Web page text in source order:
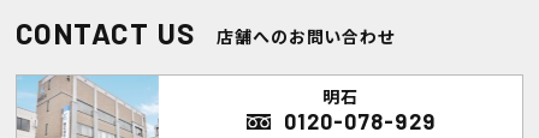
CONTACT US 店舗へのお問い合わせ
明石
0120-078-929